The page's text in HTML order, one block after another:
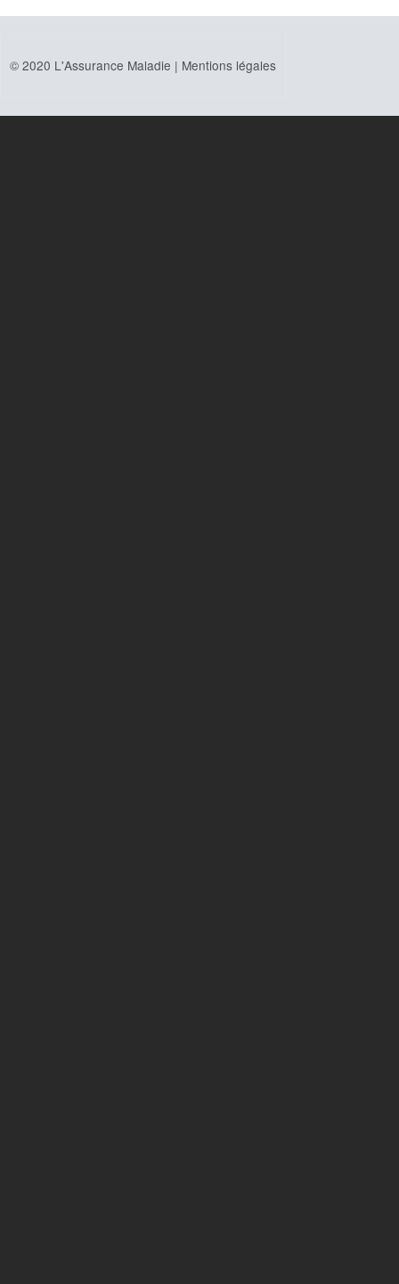
© 2020 L'Assurance Maladie | Mentions légales